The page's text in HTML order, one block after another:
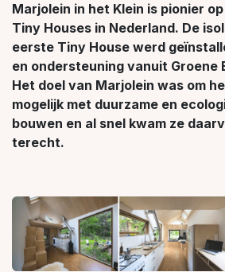
Marjolein in het Klein is pionier
Tiny Houses in Nederland. De
eerste Tiny House werd
en ondersteuning vanuit Groene
Het doel van Marjolein was om
mogelijk met duurzame en
bouwen en al snel kwam ze
terecht.